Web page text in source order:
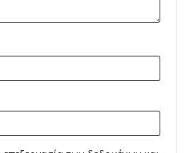
Φακών Επαφής
Φακών Επαφής -
φακούς επαφής